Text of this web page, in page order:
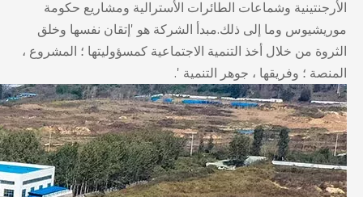
الأرجنتينية وشماعات الطائرات الأسترالية ومشاريع حكومة
موريشيوس وما إلى ذلك.مبدأ الشركة هو 'إتقان نفسها وخلق
الثروة من خلال أخذ التنمية الاجتماعية كمسؤوليتها ؛ المشروع ،
المنصة ؛ وفريقها ، جوهر التنمية '.